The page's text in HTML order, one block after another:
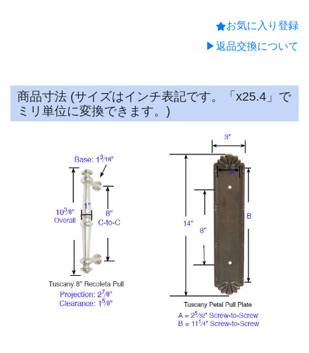
お気に入り登録
▶返品交換について
商品寸法 (サイズはインチ表記です。「x25.4」で
ミリ単位に変換できます。)